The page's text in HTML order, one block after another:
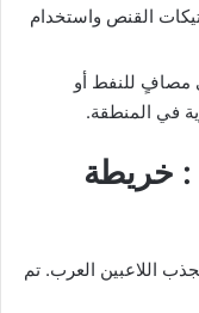
القنص واستخدام
مصافٍ للنفط أو
في المنطقة.
: خريطة
اللاعبين العرب. تم